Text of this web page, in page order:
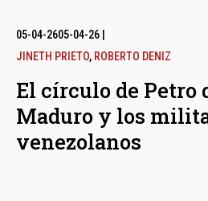
05-04-2605-04-26
JINETH PRIETO, ROBERTO DENIZ
El círculo de Petro
Maduro y los
venezolanos